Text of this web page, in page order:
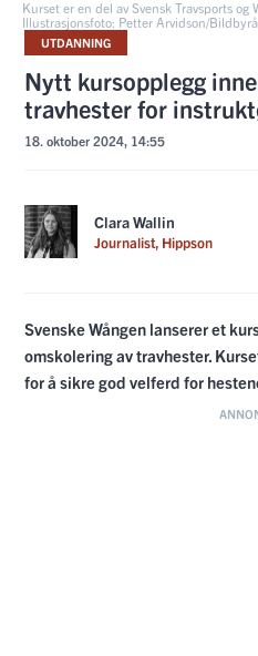
Kurset er en del av Svensk Travsports
Illustrasjonsfoto: Petter Arvidson/
UTDANNING
Nytt kursopplegg
travhester for
18. oktober 2024, 14:55
Clara Wallin
Journalist, Hippson
Svenske Wången lanserer et
omskolering av travhester.
for å sikre god velferd for